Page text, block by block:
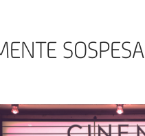
SOSPESA